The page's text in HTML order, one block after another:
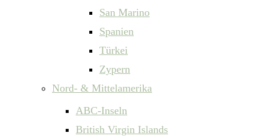
San Marino
Spanien
Türkei
Zypern
Nord- & Mittelamerika
ABC-Inseln
British Virgin Islands